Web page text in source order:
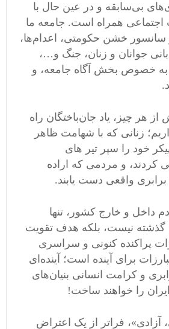
بی‌سابقه و در عین حال با
همراه است. جامعه ما
خشن حکومتی، اعدام‌ها،
جوانان و زنان، جنگ و…،
به خصوص بخش آگاه جامعه، و
از هر چیز، یاد جان‌باختگان راه
زنانی که با شهامت ظاهر
خود را سپر تیر های
کردند، و مردمی که اراده
برابری واقعی دست یابند.
داخل و خارج کشور، تنها
گذشته نیست، بلکه هدف تقویت
پراکنده کنونی و سراسری
برای آینده است؛ آینده‌ای
و کرامت انسانی بنیان‌های
را خواهند ساخت!
فراتر از یک اعتراض